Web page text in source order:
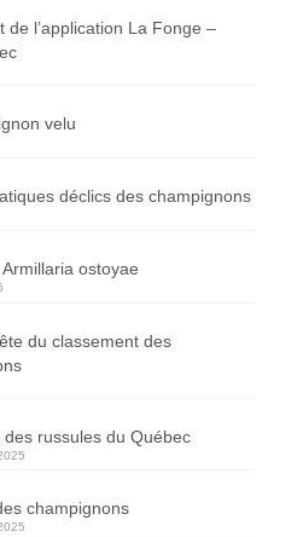
de l’application La Fonge –
velu
déclics des champignons
ostoyae
du classement des
des russules du Québec
champignons